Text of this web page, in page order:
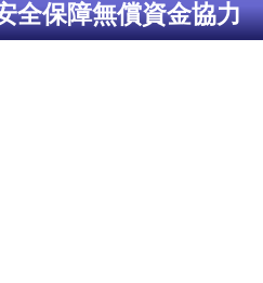
全保障無償資金協力